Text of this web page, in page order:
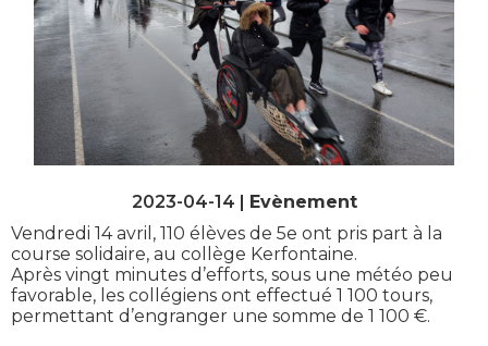
2023-04-14 |
Evènement
Vendredi 14 avril, 110 élèves de 5e ont pris part à la
course solidaire, au collège Kerfontaine.
Après vingt minutes d’efforts, sous une météo peu
favorable, les collégiens ont effectué 1 100 tours,
permettant d’engranger une somme de 1 100 €.